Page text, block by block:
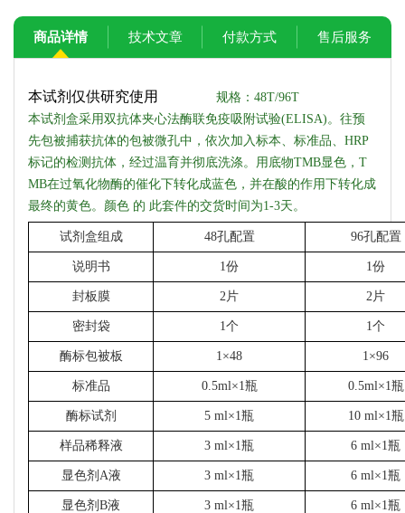
商品详情 技术文章 付款方式 售后服务
本试剂仅供研究使用 规格： 48T/96T
本试剂盒采用双抗体夹心法酶联免疫吸附试验(ELISA)。往预
先包被捕获抗体的包被微孔中，依次加入标本、标准品、HRP
标记的检测抗体，经过温育并彻底洗涤。用底物TMB显色，T
MB在过氧化物酶的催化下转化成蓝色，并在酸的作用下转化成
最终的黄色。颜色 的 此套件的交货时间为1-3天。
试剂盒组成 48孔配置 96孔配置
说明书 1份 1份
封板膜 2片 2片
密封袋 1个 1个
酶标包被板 1×48 1×96
标准品 0.5ml×1瓶 0.5ml×1瓶
酶标试剂 5 ml×1瓶 10 ml×1瓶
样品稀释液 3 ml×1瓶 6 ml×1瓶
显色剂 A液 3 ml×1瓶 6 ml×1瓶
显色剂 B液 3 ml×1瓶 6 ml×1瓶